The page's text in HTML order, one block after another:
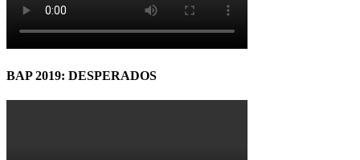
BAP 2019: DESPERADOS